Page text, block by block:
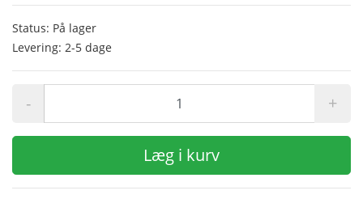
Status: På lager
Levering: 2-5 dage
- +
Læg i kurv